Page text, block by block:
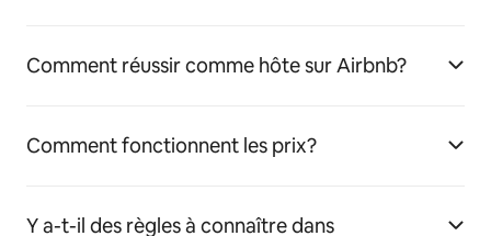
Comment réussir comme hôte sur Airbnb?
Comment fonctionnent les prix?
Y a-t-il des règles à connaître dans